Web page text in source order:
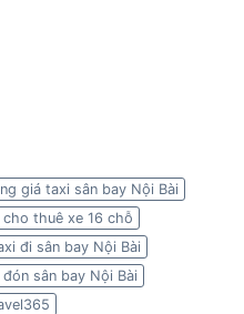
giá taxi sân bay Nội Bài
cho thuê xe 16 chỗ
đi sân bay Nội Bài
sân bay Nội Bài